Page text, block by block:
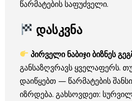
წარმატების საფუძველი.
დასკვნა
პირველი ნაბიჯი ბიზნეს
განსაზღვრავს ყველაფერს.
დაიწყებთ — წარმატების
იზრდება. გახსოვდეთ: